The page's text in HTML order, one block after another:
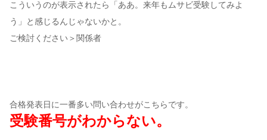
こういうのが表示されたら「ああ。来年もムサビ受験してみよ
う」と感じるんじゃないかと。
ご検討ください＞関係者
合格発表日に一番多い問い合わせがこちらです。
受験番号がわからない。